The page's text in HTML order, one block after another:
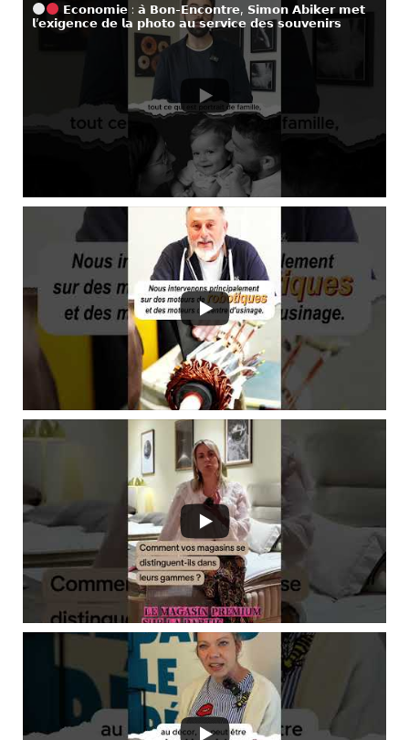
𝗘𝗰𝗼𝗻𝗼𝗺𝗶𝗲 : 𝗮̀ 𝗕𝗼𝗻-𝗘𝗻𝗰𝗼𝗻𝘁𝗿𝗲, 𝗦𝗶𝗺𝗼𝗻 𝗔𝗯𝗶𝗸𝗲𝗿 𝗺𝗲𝘁
𝗹’𝗲𝘅𝗶𝗴𝗲𝗻𝗰𝗲 𝗱𝗲 𝗹𝗮 𝗽𝗵𝗼𝘁𝗼 𝗮𝘂 𝘀𝗲𝗿𝘃𝗶𝗰𝗲 𝗱𝗲𝘀 𝘀𝗼𝘂𝘃𝗲𝗻𝗶𝗿𝘀